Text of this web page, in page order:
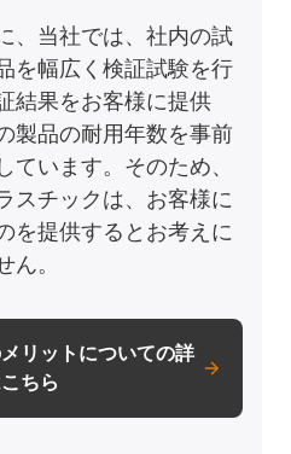
、当社では、社内の試
を幅広く検証試験を行
結果をお客様に提供
製品の耐用年数を事前
ています。そのため、
スチックは、お客様に
を提供するとお考えに
ん。
リットについての詳
ちら